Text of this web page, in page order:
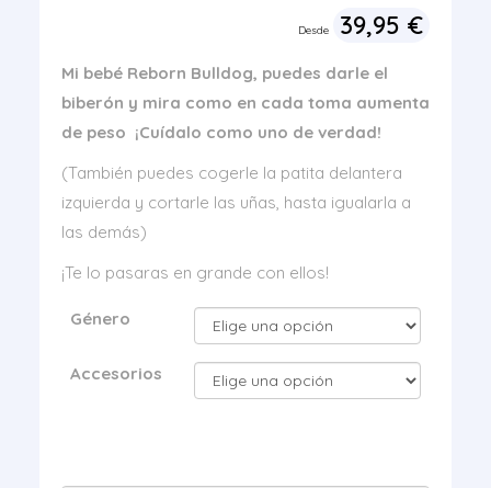
Desde 39,95 €
Mi bebé Reborn Bulldog, puedes darle el
biberón y mira como en cada toma aumenta
de peso ¡Cuídalo como uno de verdad!
(También puedes cogerle la patita delantera
izquierda y cortarle las uñas, hasta igualarla a
las demás)
¡Te lo pasaras en grande con ellos!
Género
Accesorios